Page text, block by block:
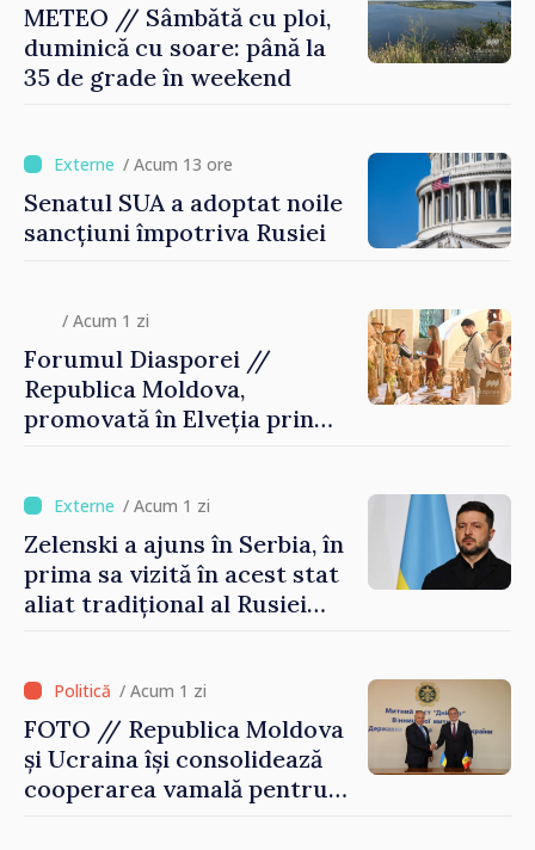
METEO // Sâmbătă cu ploi,
duminică cu soare: până la
35 de grade în weekend
/ Acum 13 ore
Senatul SUA a adoptat noile
sancțiuni împotriva Rusiei
/ Acum 1 zi
Forumul Diasporei //
Republica Moldova,
promovată în Elveția prin
/ Acum 1 zi
Zelenski a ajuns în Serbia, în
prima sa vizită în acest stat
aliat tradițional al Rusiei
/ Acum 1 zi
FOTO // Republica Moldova
și Ucraina își consolidează
cooperarea vamală pentru